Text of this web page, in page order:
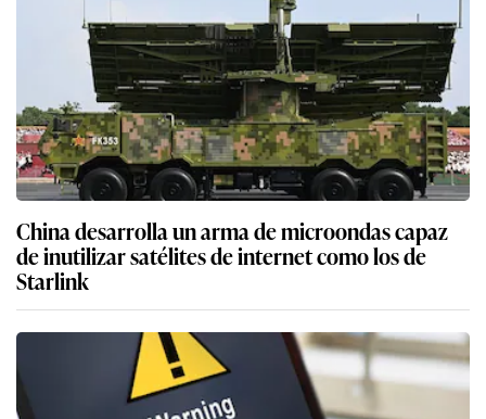
China desarrolla un arma de microondas capaz
de inutilizar satélites de internet como los de
Starlink